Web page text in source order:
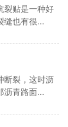
裂贴是一种好
缝也有很...
断裂，这时沥
沥青路面...